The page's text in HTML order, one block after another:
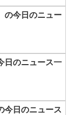
の今日のニュー
日のニュース一
今日のニュース